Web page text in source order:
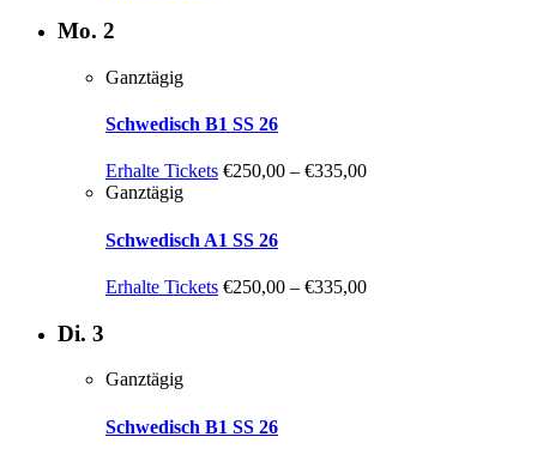
Mo. 2
Ganztägig
Schwedisch B1 SS 26
Erhalte Tickets €250,00 – €335,00
Ganztägig
Schwedisch A1 SS 26
Erhalte Tickets €250,00 – €335,00
Di. 3
Ganztägig
Schwedisch B1 SS 26